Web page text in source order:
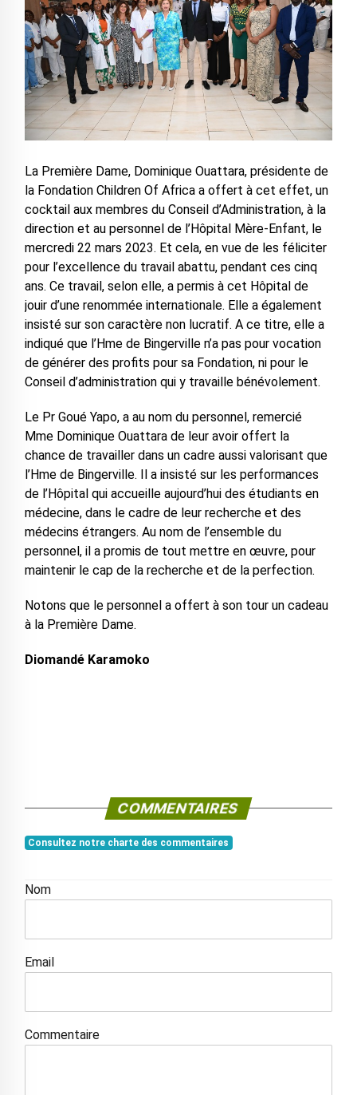
La Première Dame, Dominique Ouattara, présidente de
la Fondation Children Of Africa a offert à cet effet, un
cocktail aux membres du Conseil d’Administration, à la
direction et au personnel de l’Hôpital Mère-Enfant, le
mercredi 22 mars 2023. Et cela, en vue de les féliciter
pour l’excellence du travail abattu, pendant ces cinq
ans. Ce travail, selon elle, a permis à cet Hôpital de
jouir d’une renommée internationale. Elle a également
insisté sur son caractère non lucratif. A ce titre, elle a
indiqué que l’Hme de Bingerville n’a pas pour vocation
de générer des profits pour sa Fondation, ni pour le
Conseil d’administration qui y travaille bénévolement.
Le Pr Goué Yapo, a au nom du personnel, remercié
Mme Dominique Ouattara de leur avoir offert la
chance de travailler dans un cadre aussi valorisant que
l’Hme de Bingerville. Il a insisté sur les performances
de l’Hôpital qui accueille aujourd’hui des étudiants en
médecine, dans le cadre de leur recherche et des
médecins étrangers. Au nom de l’ensemble du
personnel, il a promis de tout mettre en œuvre, pour
maintenir le cap de la recherche et de la perfection.
Notons que le personnel a offert à son tour un cadeau
à la Première Dame.
Diomandé Karamoko
COMMENTAIRES
Consultez notre charte des commentaires
Nom
Email
Commentaire